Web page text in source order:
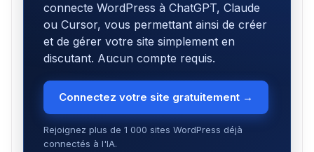
connecte WordPress à ChatGPT, Claude
ou Cursor, vous permettant ainsi de créer
et de gérer votre site simplement en
discutant. Aucun compte requis.
Connectez votre site gratuitement →
Rejoignez plus de 1 000 sites WordPress déjà
connectés à l'IA.